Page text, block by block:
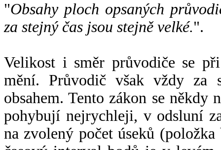
"Obsahy ploch opsaných
za stejný čas jsou stejně velké.".
Velikost i směr průvodiče se
mění. Průvodič však vždy za
obsahem. Tento zákon se někdy
pohybují nejrychleji, v odsluní
na zvolený počet úseků